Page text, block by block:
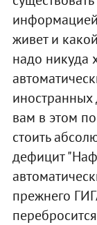
живет и
надо никуда
иностранных
вам в этом
стоить
дефицит
прежнего